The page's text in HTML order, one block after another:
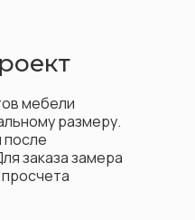
мебели
размеру.
после
заказа замера